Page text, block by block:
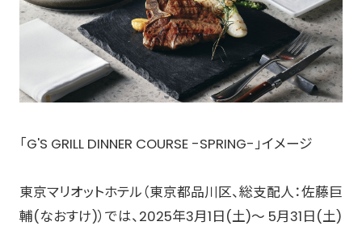
「G'S GRILL DINNER COURSE -SPRING-」イメージ
東京マリオットホテル（東京都品川区、総支配人：佐藤巨
輔(なおすけ)）では、2025年3月1日(土)～ 5月31日(土)